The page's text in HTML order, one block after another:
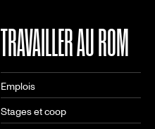
TRAVAILLER AU ROM
Emplois
Stages et coop